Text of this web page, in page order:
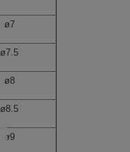
ø7
ø7.5
ø8
ø8.5
ø9